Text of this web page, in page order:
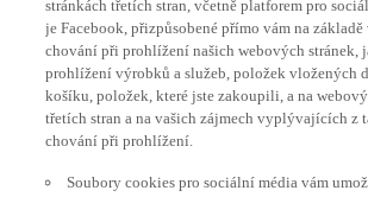
je Facebook, přizpůsobené přímo vám na základě
chování při prohlížení našich webových stránek,
prohlížení výrobků a služeb, položek vložených
košíku, položek, které jste zakoupili, a na
třetích stran a na vašich zájmech vyplývajících z
chování při prohlížení.
videa na našich webových stránkách (například